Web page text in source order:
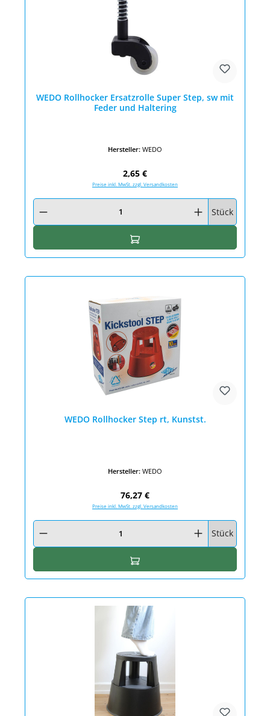
WEDO Rollhocker Ersatzrolle Super Step, sw mit
Feder und Haltering
Hersteller: WEDO
Regulärer Preis:
2,65 €
Preise inkl. MwSt. zzgl. Versandkosten
Produkt Anzahl: Gib den gewünschten Wert ein oder benutze die
Stück
In den Warenkorb
WEDO Rollhocker Step rt, Kunstst.
Hersteller: WEDO
Regulärer Preis:
76,27 €
Preise inkl. MwSt. zzgl. Versandkosten
Produkt Anzahl: Gib den gewünschten Wert ein oder benutze die
Stück
In den Warenkorb